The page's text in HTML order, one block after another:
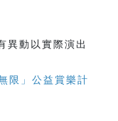
異動以實際演出
限」公益賞樂計